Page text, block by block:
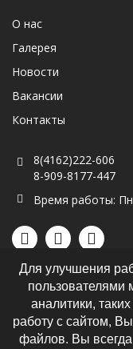
19 марта 2026
Распродажа
Финальная
5 декабря 2024
Парад
О нас
Галерея
Новости
Вакансии
Контакты
8(4162)222-606
8-909-8177-447
Время работы:
Политика обработки
Для улучшения
аналитики,
работу с сайтом,
файлов. Вы